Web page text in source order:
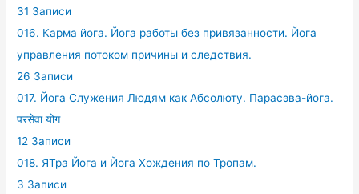
31 Записи
016. Карма йога. Йога работы без привязанности. Йога
управления потоком причины и следствия.
26 Записи
017. Йога Служения Людям как Абсолюту. Парасэва-йога.
परसेवा योग
12 Записи
018. ЯТра Йога и Йога Хождения по Тропам.
3 Записи